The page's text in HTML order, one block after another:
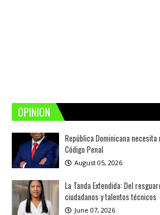
OPINION
República Dominicana necesita
Código Penal
August 05, 2026
La Tanda Extendida: Del
ciudadanos y talentos técnicos
June 07, 2026